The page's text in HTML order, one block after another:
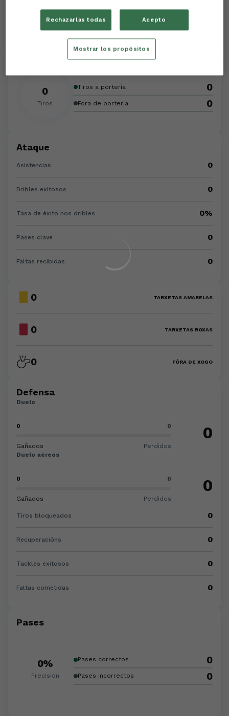
0
Tiros
Tiros a portería 0
Fora de portería 0
Ataque
Asistencias 0
Dribles exitosos 0
Tasa de éxito nos dribles 0%
Pases clave 0
Faltas recibidas 0
0 TARXETAS AMARELAS
0 TARXETAS ROXAS
0 FÓRA DE XOGO
Defensa
Duelo
0 0
Gañados Perdidos
0
Duelo aéreos
0 0
Gañados Perdidos
0
Tiros bloqueados 0
Recuperacións 0
Tackles exitosos 0
Faltas cometidas 0
Pases
0%
Precisión
Pases correctos 0
Pases incorrectos 0
Rechazarlas todas Acepto
Mostrar los propósitos